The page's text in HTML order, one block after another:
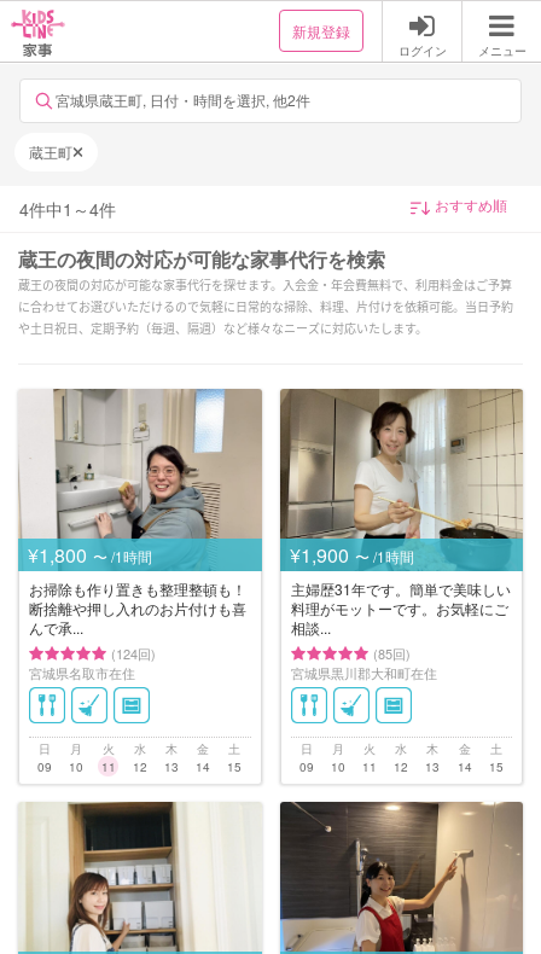
新規登録
ログイン メニュー
宮城県蔵王町, 日付・時間を選択, 他2件
蔵王町
4件中1 ～4件
蔵王の夜間の対応が可能な家事代行を検索
蔵王の夜間の対応が可能な家事代行を探せます。入会金・年会費無料で、利用料金はご予算
に合わせてお選びいただけるので気軽に日常的な掃除、料理、片付けを依頼可能。当日予約
や土日祝日、定期予約（毎週、隔週）など様々なニーズに対応いたします。
¥1,800 〜 /1時間
お掃除も作り置きも整理整頓も！
断捨離や押し入れのお片付けも喜
んで承...
(124回)
宮城県名取市在住
日
09
月
10
火
11
水
12
木
13
金
14
土
15
¥1,900 〜 /1時間
主婦歴31年です。簡単で美味しい
料理がモットーです。お気軽にご
相談...
(85回)
宮城県黒川郡大和町在住
日
09
月
10
火
11
水
12
木
13
金
14
土
15